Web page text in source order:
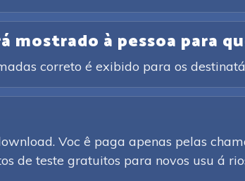
mostrado à pessoa para
correto é exibido para os
Voc ê paga apenas pelas
de teste gratuitos para novos usu á